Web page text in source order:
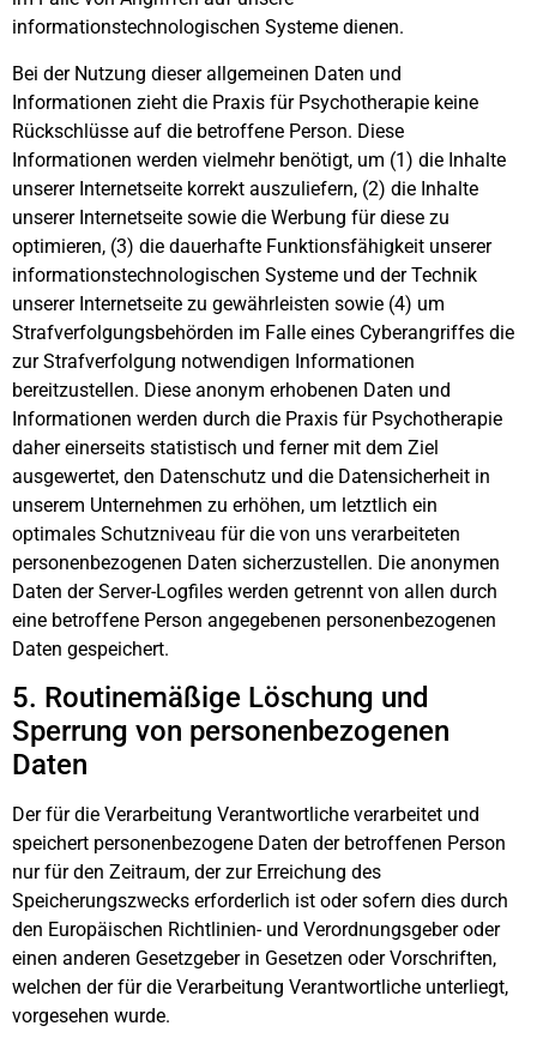
informationstechnologischen Systeme dienen.
Bei der Nutzung dieser allgemeinen Daten und
Informationen zieht die Praxis für Psychotherapie keine
Rückschlüsse auf die betroffene Person. Diese
Informationen werden vielmehr benötigt, um (1) die Inhalte
unserer Internetseite korrekt auszuliefern, (2) die Inhalte
unserer Internetseite sowie die Werbung für diese zu
optimieren, (3) die dauerhafte Funktionsfähigkeit unserer
informationstechnologischen Systeme und der Technik
unserer Internetseite zu gewährleisten sowie (4) um
Strafverfolgungsbehörden im Falle eines Cyberangriffes die
zur Strafverfolgung notwendigen Informationen
bereitzustellen. Diese anonym erhobenen Daten und
Informationen werden durch die Praxis für Psychotherapie
daher einerseits statistisch und ferner mit dem Ziel
ausgewertet, den Datenschutz und die Datensicherheit in
unserem Unternehmen zu erhöhen, um letztlich ein
optimales Schutzniveau für die von uns verarbeiteten
personenbezogenen Daten sicherzustellen. Die anonymen
Daten der Server-Logfiles werden getrennt von allen durch
eine betroffene Person angegebenen personenbezogenen
Daten gespeichert.
5. Routinemäßige Löschung und
Sperrung von personenbezogenen
Daten
Der für die Verarbeitung Verantwortliche verarbeitet und
speichert personenbezogene Daten der betroffenen Person
nur für den Zeitraum, der zur Erreichung des
Speicherungszwecks erforderlich ist oder sofern dies durch
den Europäischen Richtlinien- und Verordnungsgeber oder
einen anderen Gesetzgeber in Gesetzen oder Vorschriften,
welchen der für die Verarbeitung Verantwortliche unterliegt,
vorgesehen wurde.